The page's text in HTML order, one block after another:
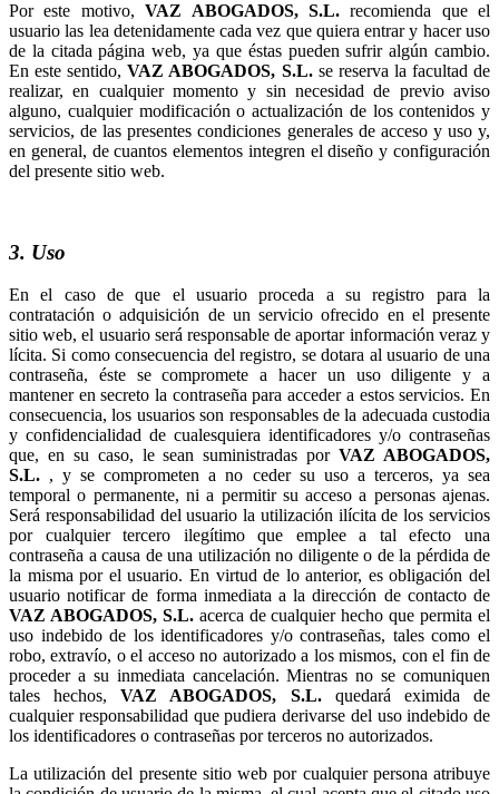
Por este motivo,
recomienda que el
usuario las lea detenidamente cada vez que quiera entrar y hacer uso
de la citada página web, ya que éstas pueden sufrir algún cambio.
En este sentido,
se reserva la facultad de
realizar, en cualquier momento y sin necesidad de previo aviso
alguno, cualquier modificación o actualización de los contenidos y
servicios, de las presentes condiciones generales de acceso y uso y,
en general, de cuantos elementos integren el diseño y configuración
del presente sitio web.
3. Uso
En el caso de que el usuario proceda a su registro para la
contratación o adquisición de un servicio ofrecido en el presente
sitio web, el usuario será responsable de aportar información veraz y
lícita. Si como consecuencia del registro, se dotara al usuario de una
contraseña, éste se compromete a hacer un uso diligente y a
mantener en secreto la contraseña para acceder a estos servicios. En
consecuencia, los usuarios son responsables de la adecuada custodia
y confidencialidad de cualesquiera identificadores y/o contraseñas
que, en su caso, le sean suministradas por
, y se comprometen a no ceder su uso a terceros, ya sea
temporal o permanente, ni a permitir su acceso a personas ajenas.
Será responsabilidad del usuario la utilización ilícita de los servicios
por cualquier tercero ilegítimo que emplee a tal efecto una
contraseña a causa de una utilización no diligente o de la pérdida de
la misma por el usuario. En virtud de lo anterior, es obligación del
usuario notificar de forma inmediata a la dirección de contacto de
acerca de cualquier hecho que permita el
uso indebido de los identificadores y/o contraseñas, tales como el
robo, extravío, o el acceso no autorizado a los mismos, con el fin de
proceder a su inmediata cancelación. Mientras no se comuniquen
tales hechos,
quedará eximida de
cualquier responsabilidad que pudiera derivarse del uso indebido de
los identificadores o contraseñas por terceros no autorizados.
La utilización del presente sitio web por cualquier persona atribuye